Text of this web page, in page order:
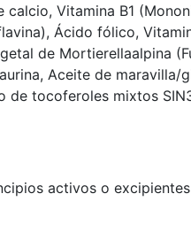
Vitamina B1
Ácido fólico,
de Mortierellaalpina
Aceite de maravilla/
de tocoferoles mixtos
activos o